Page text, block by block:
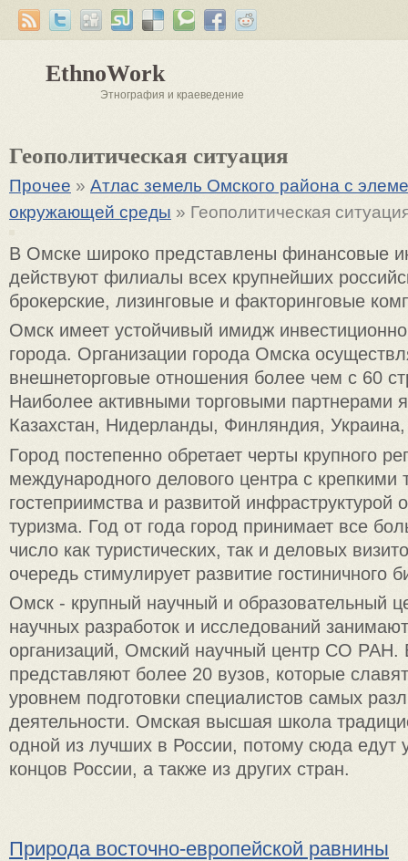
EthnoWork
Этнография и краеведение
Геополитическая ситуация
Прочее » Атлас земель Омского района с
окружающей среды » Геополитическая
В Омске широко представлены финансовые
действуют филиалы всех крупнейших
брокерские, лизинговые и факторинговые
Омск имеет устойчивый имидж инвестиционно
города. Организации города Омска
внешнеторговые отношения более чем с 60
Наиболее активными торговыми партнерами
Казахстан, Нидерланды, Финляндия,
Город постепенно обретает черты крупного
международного делового центра с крепкими
гостеприимства и развитой инфраструктурой
туризма. Год от года город принимает все
число как туристических, так и деловых
очередь стимулирует развитие гостиничного
Омск - крупный научный и образовательный
научных разработок и исследований
организаций, Омский научный центр СО
представляют более 20 вузов, которые
уровнем подготовки специалистов самых
деятельности. Омская высшая школа
одной из лучших в России, потому сюда едут
концов России, а также из других стран.
Природа восточно-европейской равнины